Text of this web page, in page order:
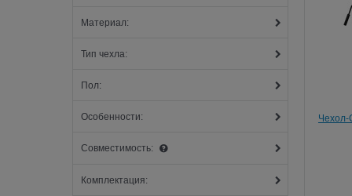
Материал:
Тип чехла:
Пол:
Особенности:
Совместимость:
Комплектация:
Чехол-